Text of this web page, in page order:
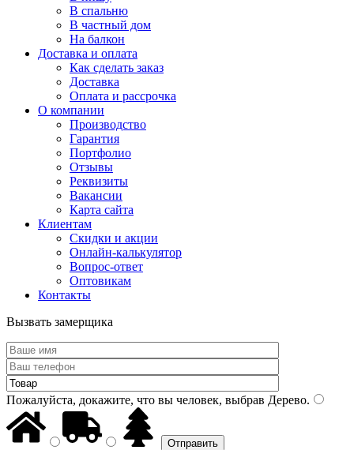
В спальню
В частный дом
На балкон
Доставка и оплата
Как сделать заказ
Доставка
Оплата и рассрочка
О компании
Производство
Гарантия
Портфолио
Отзывы
Реквизиты
Вакансии
Карта сайта
Клиентам
Скидки и акции
Онлайн-калькулятор
Вопрос-ответ
Оптовикам
Контакты
Вызвать замерщика
Пожалуйста, докажите, что вы человек, выбрав Дерево.